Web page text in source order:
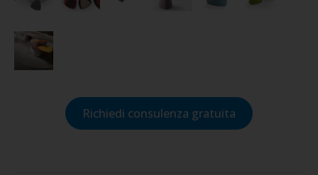
Richiedi consulenza gratuita